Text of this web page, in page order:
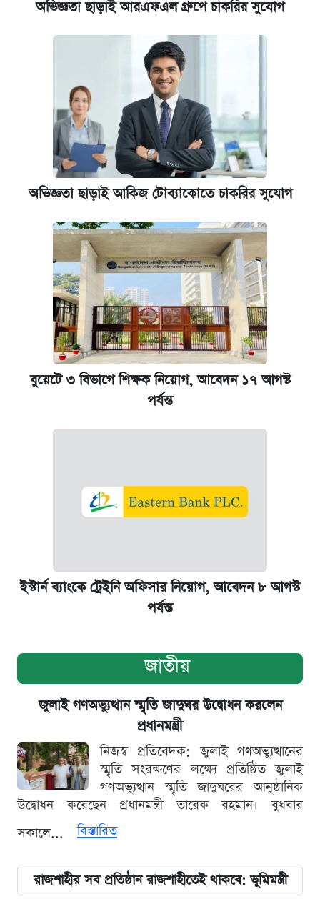
অভিজ্ঞতা ছাড়াই আরএফএল গ্রুপে চাকরির সুযোগ
অভিজ্ঞতা ছাড়াই আকিজ টোব্যাকোতে চাকরির সুযোগ
বুয়েটে ৩ বিভাগে শিক্ষক নিয়োগ, আবেদন ১৭ আগস্ট
পর্যন্ত
ইস্টার্ন ব্যাংকে ট্রেইনি অফিসার নিয়োগ, আবেদন ৮ আগস্ট
পর্যন্ত
জাতীয়
জুলাই গণঅভ্যুত্থান স্মৃতি জাদুঘর উদ্বোধন করলেন
প্রধানমন্ত্রী
নিজস্ব প্রতিবেদক: জুলাই গণঅভ্যুত্থানের
স্মৃতি সংরক্ষণের লক্ষ্যে প্রতিষ্ঠিত জুলাই
গণঅভ্যুত্থান স্মৃতি জাদুঘরের আনুষ্ঠানিক
উদ্বোধন করেছেন প্রধানমন্ত্রী তারেক রহমান। বুধবার
সকালে...
বিস্তারিত
রাজশাহীর সব প্রতিষ্ঠান রাজশাহীতেই থাকবে: ভূমিমন্ত্রী